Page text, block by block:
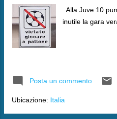
Alla Juve 10
inutile la gara
Posta un commento
Ubicazione: Italia